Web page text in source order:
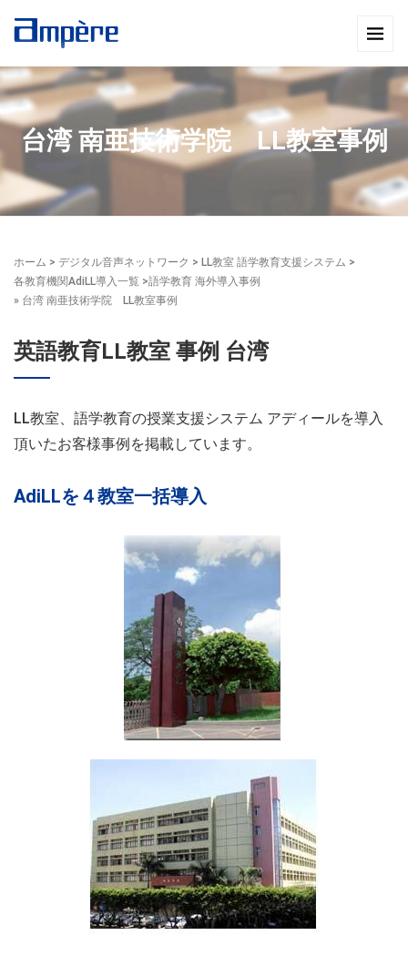
台湾 南亜技術学院 LL教室事例
ホーム > デジタル音声ネットワーク > LL教室 語学教育支援システム >
各教育機関AdiLL導入一覧 >語学教育 海外導入事例
» 台湾 南亜技術学院 LL教室事例
英語教育LL教室 事例 台湾
LL教室、語学教育の授業支援システム アディールを導入
頂いたお客様事例を掲載しています。
AdiLLを４教室一括導入